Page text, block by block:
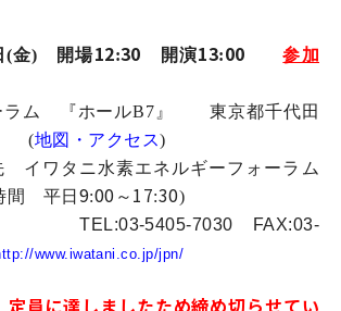
(金) 開場12:30 開演13:00
参加
ラム 『ホールB7』 東京都千代田
(地図・アクセス)
イワタニ水素エネルギーフォーラム
間 平日 9:00 ～ 17:30)
TEL:03-5405-7030 FAX:03-
www.iwatani.co.jp/jpn/
定員に達しましたため締め切らせてい